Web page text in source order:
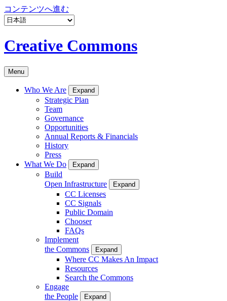
コンテンツへ進む
Creative Commons
Menu
Who We Are Expand
Strategic Plan
Team
Governance
Opportunities
Annual Reports & Financials
History
Press
What We Do
Expand
Build
Open Infrastructure
Expand
CC Licenses
CC Signals
Public Domain
Chooser
FAQs
Implement
the Commons
Expand
Where CC Makes An Impact
Resources
Search the Commons
Engage
the People
Expand